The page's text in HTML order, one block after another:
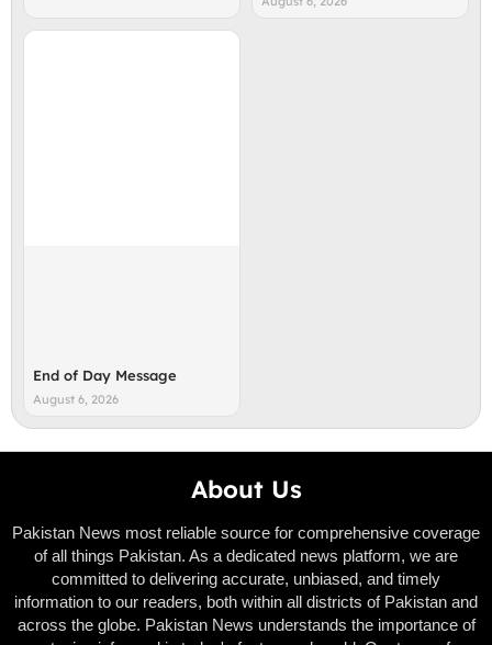
End of Day Message
August 6, 2026
About Us
Pakistan News most reliable source for comprehensive coverage
of all things Pakistan. As a dedicated news platform, we are
committed to delivering accurate, unbiased, and timely
information to our readers, both within all districts of Pakistan and
across the globe. Pakistan News understands the importance of